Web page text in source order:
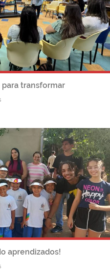
transformar
aprendizados!